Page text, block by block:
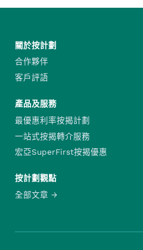
關於按計劃
合作夥伴
客戶評語
產品及服務
最優惠利率按揭計劃
一站式按揭轉介服務
宏亞SuperFirst按揭優惠
按計劃觀點
全部文章